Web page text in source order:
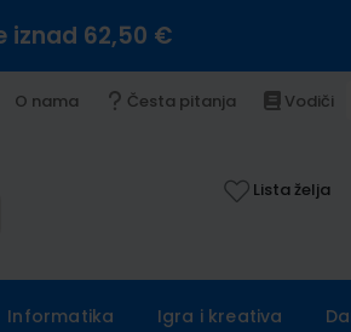
iznad 62,50 €
O nama Česta pitanja Vodiči
Lista želja
Informatika Igra i kreativa